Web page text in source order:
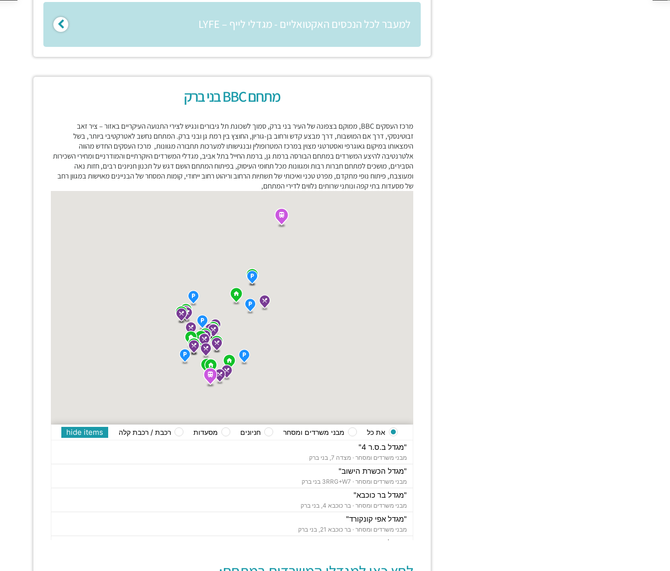
למעבר לכל הנכסים האקטואליים - מגדלי לייף – LYFE
מתחם BBC בני ברק
מרכז העסקים BBC, ממוקם בצפונה של העיר בני ברק, סמוך לשכונת תל גיבורים ונגיש לצירי התנועה העיקריים באזור – ציר זאב
זבוטינסקי, דרך אם המושבות, דרך מבצע קדש ורחוב בן-גוריון, החוצץ בין רמת גן ובני ברק. המתחם נחשב לאטרקטיבי ביותר, בשל
הימצאותו במיקום גאוגרפי ואסטרטגי מצוין במרכז המטרופולין ובנגישותו למערכות תחבורה מגוונות, מרכז העסקים החדש מהווה
אלטרנטיבה להיצע המשרדים במתחם הבורסה ברמת גן, ברמת החייל בתל אביב, מגדלי המשרדים היוקרתיים והמודרניים ומחירי השכירות
הסבירים, מושכים למתחם חברות רבות ומגוונות מכל תחומי העיסוק, בפיתוח המתחם הושם דגש על תכנון חניונים רבים, חזות נאה
ומעוצבת, פיתוח נופי מתקדם, מפרט טכני ואיכותי של תשתיות הרחוב וריהוט רחוב ייחודי, קומות המסחר של הבניינים מאוישות במגוון רחב
של מסעדות בתי קפה ונותני שרותים נלווים לדירי המתחם,
"מגדל ב.ס.ר 4"
מבני משרדים ומסחר · מצדה 7, בני ברק
"מגדל הכשרת הישוב"
מבני משרדים ומסחר ·
"מגדל בר כוכבא"
מבני משרדים ומסחר · בר כוכבא 4, בני ברק
"מגדל אפי קונקורד"
מבני משרדים ומסחר · בר כוכבא 21, בני ברק
"מגדל צ'מפיון"
"בית סלע"
hide items את כל מבני משרדים ומסחר חניונים מסעדות רכבת / רכבת קלה